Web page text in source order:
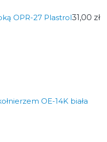
OPR-27 Plastrol31,00 zł
OE-14K biała